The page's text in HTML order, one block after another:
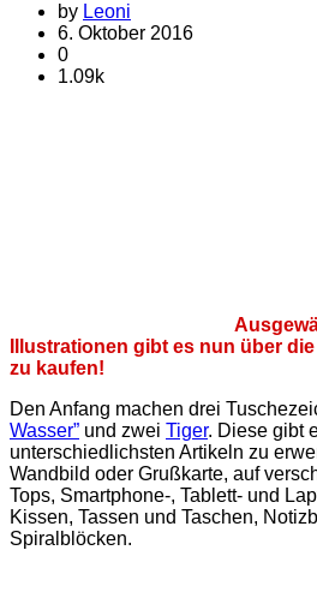
by Leoni
6. Oktober 2016
0
1.09k
Illustrationen gibt es nun über die
zu kaufen!
Den Anfang machen drei
Wasser” und zwei Tiger. Diese gibt
unterschiedlichsten Artikeln zu
Wandbild oder Grußkarte, auf
Tops, Smartphone-, Tablett- und
Kissen, Tassen und Taschen,
Spiralblöcken.